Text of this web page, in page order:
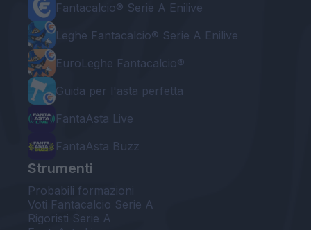
Fantacalcio® Serie A Enilive
Leghe Fantacalcio® Serie A Enilive
EuroLeghe Fantacalcio®
Guida per l'asta perfetta
FantaAsta Live
FantaAsta Buzz
Strumenti
Probabili formazioni
Voti Fantacalcio Serie A
Rigoristi Serie A